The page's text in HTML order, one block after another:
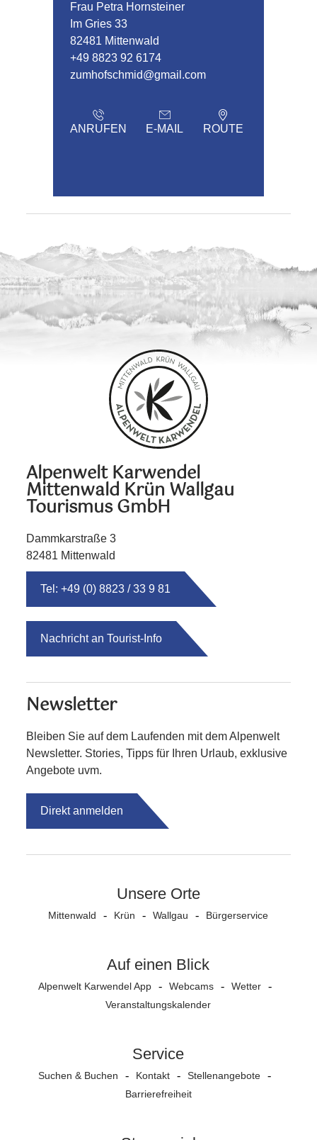
Frau Petra Hornsteiner
Im Gries 33
82481 Mittenwald
+49 8823 92 6174
zumhofschmid@gmail.com
ANRUFEN E-MAIL ROUTE
Alpenwelt Karwendel
Mittenwald Krün Wallgau
Tourismus GmbH
Dammkarstraße 3
82481 Mittenwald
Tel: +49 (0) 8823 / 33 9 81
Nachricht an Tourist-Info
Newsletter
Bleiben Sie auf dem Laufenden mit dem Alpenwelt
Newsletter. Stories, Tipps für Ihren Urlaub, exklusive
Angebote uvm.
Direkt anmelden
Unsere Orte
Mittenwald Krün Wallgau Bürgerservice
Auf einen Blick
Alpenwelt Karwendel App Webcams
Wetter
Veranstaltungs­kalender
Service
Suchen & Buchen Kontakt
Stellenangebote
Barrierefreiheit